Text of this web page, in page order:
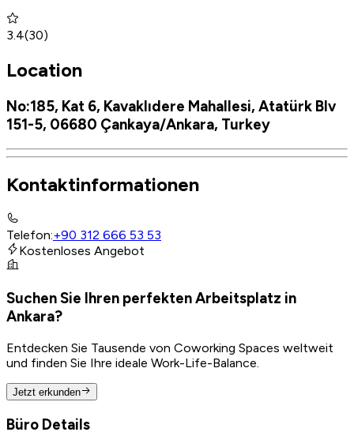
3.4(30)
Location
No:185, Kat 6, Kavaklıdere Mahallesi, Atatürk Blv
151-5, 06680 Çankaya/Ankara, Turkey
Kontaktinformationen
Telefon:+90 312 666 53 53
Kostenloses Angebot
Suchen Sie Ihren perfekten Arbeitsplatz in
Ankara?
Entdecken Sie Tausende von Coworking Spaces weltweit
und finden Sie Ihre ideale Work-Life-Balance.
Jetzt erkunden
Büro Details